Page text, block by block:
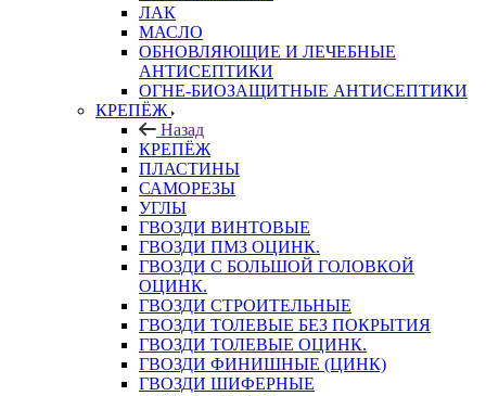
ЛАК
МАСЛО
ОБНОВЛЯЮЩИЕ И ЛЕЧЕБНЫЕ
АНТИСЕПТИКИ
ОГНЕ-БИОЗАЩИТНЫЕ АНТИСЕПТИКИ
КРЕПЁЖ
Назад
КРЕПЁЖ
ПЛАСТИНЫ
САМОРЕЗЫ
УГЛЫ
ГВОЗДИ ВИНТОВЫЕ
ГВОЗДИ ПМЗ ОЦИНК.
ГВОЗДИ С БОЛЬШОЙ ГОЛОВКОЙ
ОЦИНК.
ГВОЗДИ СТРОИТЕЛЬНЫЕ
ГВОЗДИ ТОЛЕВЫЕ БЕЗ ПОКРЫТИЯ
ГВОЗДИ ТОЛЕВЫЕ ОЦИНК.
ГВОЗДИ ФИНИШНЫЕ (ЦИНК)
ГВОЗДИ ШИФЕРНЫЕ